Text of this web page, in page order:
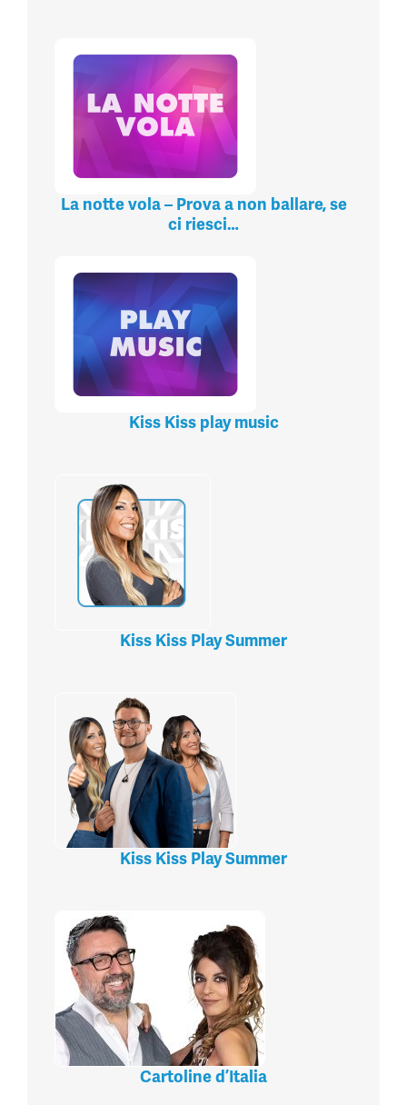
La notte vola – Prova a non ballare, se
ci riesci…
Kiss Kiss play music
Kiss Kiss Play Summer
Kiss Kiss Play Summer
Cartoline d’Italia